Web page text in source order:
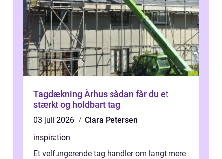
Tagdækning Århus sådan får du et
stærkt og holdbart tag
03 juli 2026
Clara Petersen
inspiration
Et velfungerende tag handler om langt mere